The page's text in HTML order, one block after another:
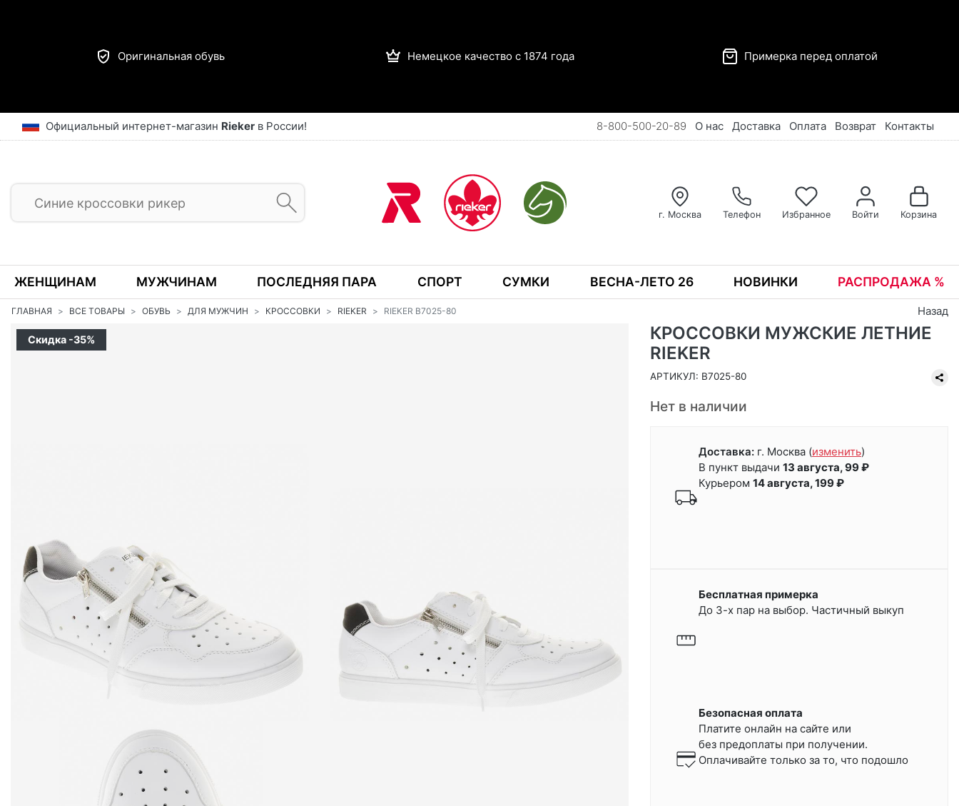
Оригинальная обувь Немецкое качество с 1874 года Примерка перед оплатой
Официальный интернет-магазин Rieker в России! 8-800-500-20-89 О нас Доставка Оплата Возврат Контакты
г. Москва Телефон Избранное Войти Корзина
ЖЕНЩИНАМ МУЖЧИНАМ ПОСЛЕДНЯЯ ПАРА СПОРТ СУМКИ ВЕСНА-ЛЕТО 26 НОВИНКИ РАСПРОДАЖА %
ГЛАВНАЯ ВСЕ ТОВАРЫ ОБУВЬ ДЛЯ МУЖЧИН КРОССОВКИ RIEKER RIEKER B7025-80 Назад
Скидка -35%
КРОССОВКИ МУЖСКИЕ ЛЕТНИЕ
RIEKER
АРТИКУЛ: B7025-80
Нет в наличии
Доставка: г. Москва (изменить)
В пункт выдачи 13 августа, 99 ₽
Курьером 14 августа, 199 ₽
Бесплатная примерка
До 3-х пар на выбор. Частичный выкуп
Безопасная оплата
Платите онлайн на сайте или
без предоплаты при получении.
Оплачивайте только за то, что подошло